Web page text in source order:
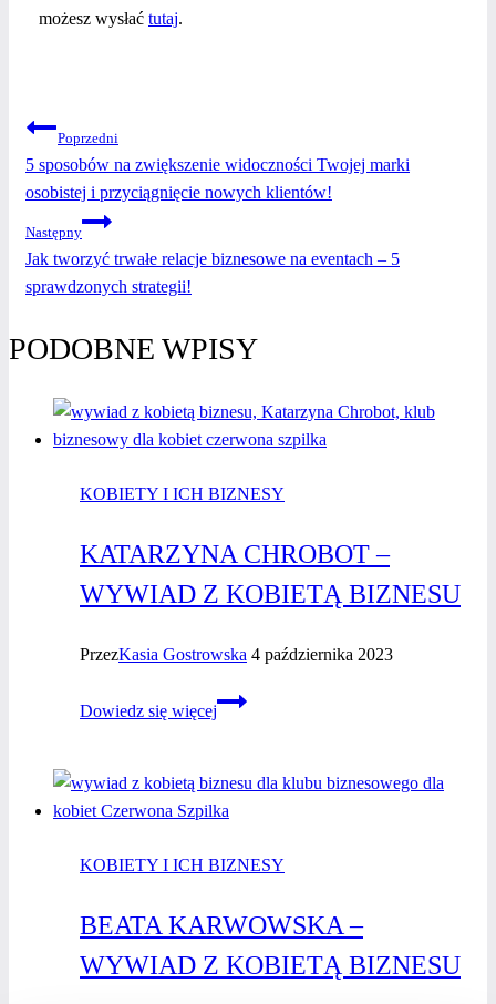
możesz wysłać tutaj.
NAWIGACJA
WPISU
Poprzedni
5 sposobów na zwiększenie widoczności Twojej marki
osobistej i przyciągnięcie nowych klientów!
Następny
Jak tworzyć trwałe relacje biznesowe na eventach – 5
sprawdzonych strategii!
PODOBNE WPISY
KOBIETY I ICH BIZNESY
KATARZYNA CHROBOT –
WYWIAD Z KOBIETĄ BIZNESU
PrzezKasia Gostrowska 4 października 2023
Dowiedz się więcej
Katarzyna
wywiad
z kobietą
KOBIETY I ICH BIZNESY
BEATA KARWOWSKA –
WYWIAD Z KOBIETĄ BIZNESU